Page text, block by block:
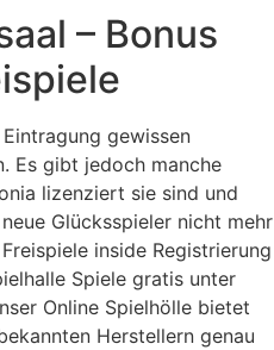
– Bonus
gewissen
Es gibt jedoch manche
lizenziert sie sind und
Glücksspieler nicht mehr
inside Registrierung
Spiele gratis unter
Online Spielhölle bietet
Herstellern genau